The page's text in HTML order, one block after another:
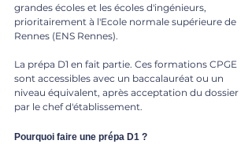
grandes écoles et les écoles d'ingénieurs,
prioritairement à l'Ecole normale supérieure de
Rennes (ENS Rennes).
La prépa D1 en fait partie. Ces formations CPGE
sont accessibles avec un baccalauréat ou un
niveau équivalent, après acceptation du dossier
par le chef d'établissement.
Pourquoi faire une prépa D1 ?